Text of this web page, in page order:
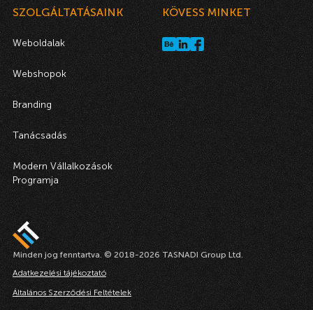
Minden jog fenntartva. © 2018-2026 TASNADI Group Ltd.
Adatkezelési tájékoztató
Általános Szerződési Feltételek
SZOLGÁLTATÁSAINK
Weboldalak
Webshopok
Branding
Tanácsadás
Modern Vállalkozások
Programja
KÖVESS MINKET